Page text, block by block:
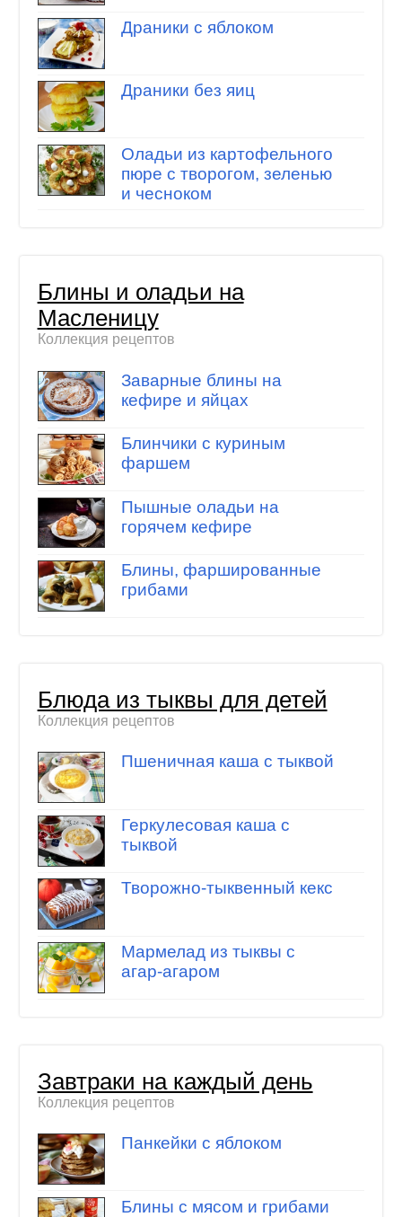
Драники с яблоком
Драники без яиц
Оладьи из картофельного
пюре с творогом, зеленью
и чесноком
Блины и оладьи на
Масленицу
Коллекция рецептов
Заварные блины на
кефире и яйцах
Блинчики с куриным
фаршем
Пышные оладьи на
горячем кефире
Блины, фаршированные
грибами
Блюда из тыквы для детей
Коллекция рецептов
Пшеничная каша с тыквой
Геркулесовая каша с
тыквой
Творожно-тыквенный кекс
Мармелад из тыквы с
агар-агаром
Завтраки на каждый день
Коллекция рецептов
Панкейки с яблоком
Блины с мясом и грибами